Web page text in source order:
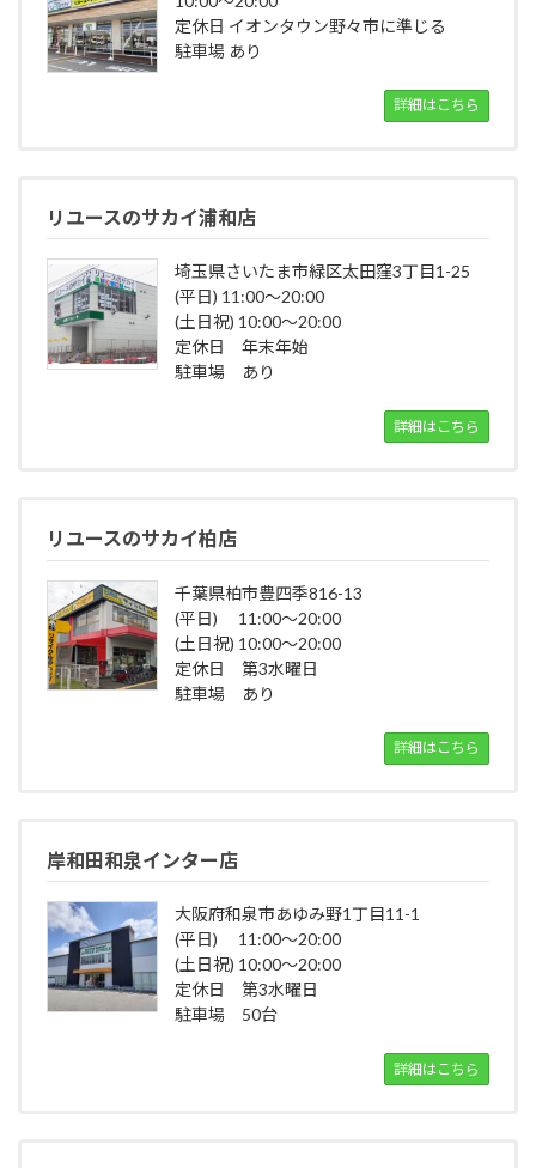
定休日 イオンタウン野々市に準じる
駐車場 あり
詳細はこちら
リユースのサカイ浦和店
埼玉県さいたま市緑区太田窪3丁目1-25
(平日) 11:00～20:00
(土日祝) 10:00～20:00
定休日 年末年始
駐車場 あり
詳細はこちら
リユースのサカイ柏店
千葉県柏市豊四季816-13
(平日) 11:00～20:00
(土日祝) 10:00～20:00
定休日 第3水曜日
駐車場 あり
詳細はこちら
岸和田和泉インター店
大阪府和泉市あゆみ野1丁目11-1
(平日) 11:00～20:00
(土日祝) 10:00～20:00
定休日 第3水曜日
駐車場 50台
詳細はこちら